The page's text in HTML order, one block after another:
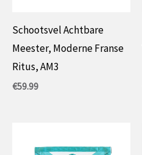
Schootsvel Achtbare
Meester, Moderne Franse
Ritus, AM3
€59.99